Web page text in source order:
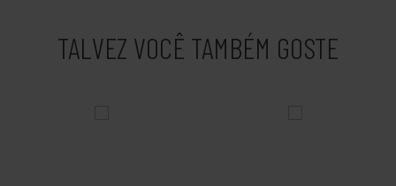
TALVEZ VOCÊ TAMBÉM GOSTE